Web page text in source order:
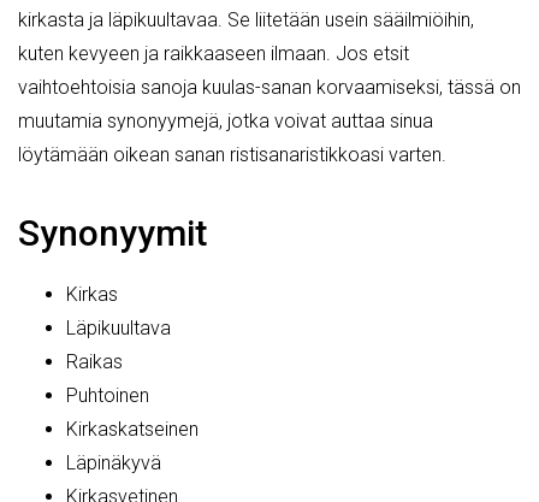
kirkasta ja läpikuultavaa. Se liitetään usein sääilmiöihin,
kuten kevyeen ja raikkaaseen ilmaan. Jos etsit
vaihtoehtoisia sanoja kuulas-sanan korvaamiseksi, tässä on
muutamia synonyymejä, jotka voivat auttaa sinua
löytämään oikean sanan ristisanaristikkoasi varten.
Synonyymit
Kirkas
Läpikuultava
Raikas
Puhtoinen
Kirkaskatseinen
Läpinäkyvä
Kirkasvetinen